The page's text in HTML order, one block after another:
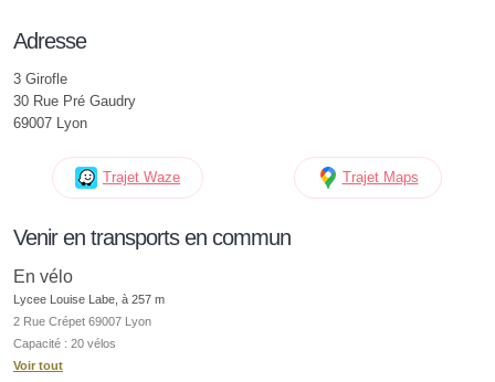
Adresse
3 Girofle
30 Rue Pré Gaudry
69007 Lyon
Trajet Waze Trajet Maps
Venir en transports en commun
En vélo
Lycee Louise Labe, à 257 m
2 Rue Crépet 69007 Lyon
Capacité : 20 vélos
Voir tout